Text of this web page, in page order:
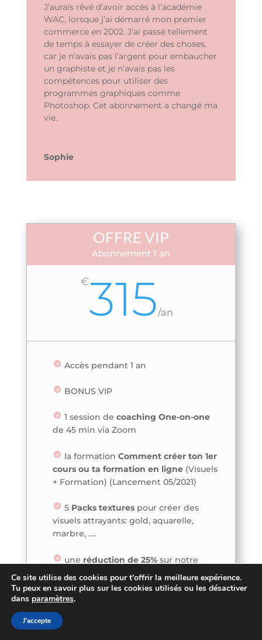
J’aurais rêvé d’avoir accès à l’académie
WAC, lorsque j’ai démarré mon premier
commerce en 2002. J’ai passé tellement
de temps à essayer de créer des choses,
car je n’avais pas l’argent pour embaucher
un graphiste et je n’avais pas les
compétences pour utiliser des
programmes graphiques comme
Photoshop. Cet abonnement a changé ma
vie.
Sophie
OFFRE VIP
Abonnement 1 an
€315/an
Accès pendant 1 an
BONUS VIP
1 session de coaching One-on-one
de 45 min via Zoom
la formation Comment créer ton 1er
cours ou ta formation en ligne(Visuels
+ Formation) (Lancement 05/2021)
5 Packs texturespour créer des
visuels attrayants: gold, aquarelle,
marbre, ….
une réduction de 25%sur notre
service de personnalisation de visuels,
une
rapport à notre abonnement mensuel.
Ce site utilise des cookies pour t'offrir la meilleure expérience.
Tu peux en savoir plus sur les cookies utilisés ou les désactiver
dans paramètres.
J'accepte